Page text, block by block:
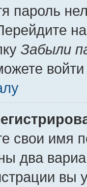
пароль
Забыли
свои имя
два
вы